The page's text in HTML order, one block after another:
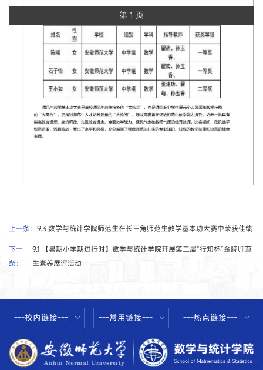
第 1 页
上一条： 9.3 数学与统计学院师范生在长三角师范生教学基本功大赛中荣获佳绩
下一
条：
9.1 【暑期小学期进行时】数学与统计学院开展第二届“行知杯”金牌师范
生素养展评活动
---校内链接--- ---常用链接--- ---热点链接---